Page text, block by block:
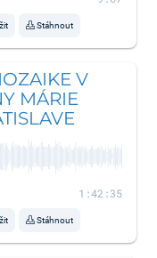
Stáhnout
V
MÁRIE
1:42:35
Stáhnout